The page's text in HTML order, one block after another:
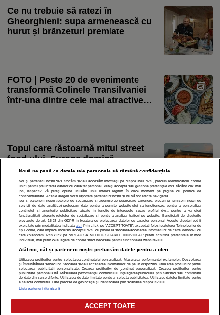
Ce nu trebuie să ratezi în
Gheorghieni: supa armenească cu
hurut și brânzeturi premiate
FOTO | Peste 20 de evenimente
transformă Colinele Transilvaniei
într-una dintre cele mai atractive
Topul care răstoarnă mitul street
food-ului. Europa domină
clasamentul mondial
POLITICĂ DE CONFIDENȚIALITATE
DESPRE NOI
MODIFICĂ PREFERINȚE COOKIES
Modifică Setările Cookie
copyright © 2026
Citarea se poate face în limita a 250 de semne. Nici o instituţie sau persoană (site-
uri, instituţii mass-media, firme de monitorizare) nu poate reproduce integral
scrierile publicistice purtătoare de Drepturi de Autor.
Nouă ne pasă ca datele tale personale să rămână confidențiale
Noi și partenerii noștri 961 stocăm și/sau accesăm informații pe dispozitivul dvs., precum identificatorii cookie
unici pentru prelucrarea datelor cu caracter personal. Puteți accepta sau gestiona preferințele dvs. făcând clic mai
jos, respectiv vă puteți opune utilizării unui interes legitim în orice moment pe pagina cu politica de
confidențialitate. Aceste alegeri vor fi raportate partenerilor noștri și nu vă vor afecta navigarea.
Noi si partenerii nostri (retelele de socializare si agentiile de publicitate partenere, precum si furnizorii nostri de
servicii de date analitice) prelucram date pentru a permite website-ului sa functioneze, pentru a personaliza
continutul si anunturile publicitare afisate in functie de interesele si/sau profilul dvs., pentru a va oferi
functionalitati aferente retelelor de socializare si pentru a analiza traficul pe website. Beneficiati de drepturile
prevazute de art. 15-22 din GDPR in legatura cu prelucrarea datelor cu caracter personal. Aceste drepturi pot fi
exercitate prin modalitatea indicataaici . Prin click pe “ACCEPT TOATE”, acceptati folosirea tuturor Tehnologiilor de
tip Cookie, care implica inclusiv acceptul dvs. cu privire la stocarea/accesarea informatiilor de catre Vendor-ii cu
care colaboram. Prin click pe “VREAU SA MODIFIC SETARILE INDIVIDUAL” puteti schimba preferintele in mod
individual, mai putin cele legate de cookie strict necesare pentru functionarea website-ului.
Atât noi, cât și partenerii noștri prelucrăm datele pentru a oferi:
Utilizarea profilurilor pentru selectarea conținutului personalizat. Măsurarea performanței reclamelor. Dezvoltarea
și îmbunătățirea serviciilor. Stocarea și/sau accesarea informațiilor de pe un dispozitiv. Utilizarea profilurilor pentru
selectarea publicității personalizate. Crearea profilurilor de conținut personalizat. Crearea profilurilor pentru
publicitate personalizată. Măsurarea performanței conținutului. Înțelegerea publicului prin statistici sau combinații
de date din surse diferite. Utilizarea de date limitate pentru a selecta publicitatea. Utilizarea datelor limitate pentru
a selecta conținutul. Date precise de geolocație și identificarea prin scanarea dispozitivului.
Listă parteneri (furnizori)
ACCEPT TOATE